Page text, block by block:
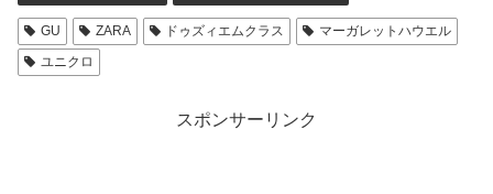
GU ZARA ドゥズィエムクラス
マーガレットハウエル
ユニクロ
スポンサーリンク